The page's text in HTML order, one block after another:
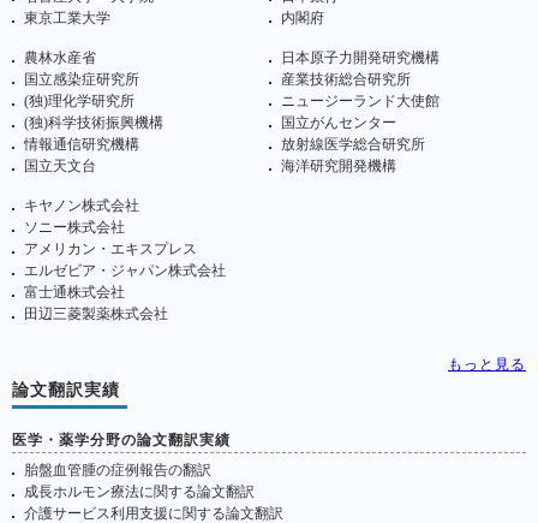
東京工業大学
内閣府
農林水産省
国立感染症研究所
(独)理化学研究所
(独)科学技術振興機構
情報通信研究機構
国立天文台
日本原子力開発研究機構
産業技術総合研究所
ニュージーランド大使館
国立がんセンター
放射線医学総合研究所
海洋研究開発機構
キヤノン株式会社
ソニー株式会社
アメリカン・エキスプレス
エルゼビア・ジャパン株式会社
富士通株式会社
田辺三菱製薬株式会社
もっと見る
論文翻訳実績
医学・薬学分野の論文翻訳実績
胎盤血管腫の症例報告の翻訳
成長ホルモン療法に関する論文翻訳
介護サービス利用支援に関する論文翻訳